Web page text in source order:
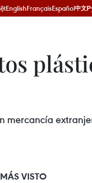
EnglishFrançaisEspañol中文
mercancía
VISTO